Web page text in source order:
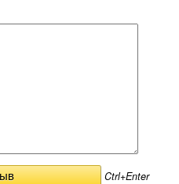
Ctrl+Enter